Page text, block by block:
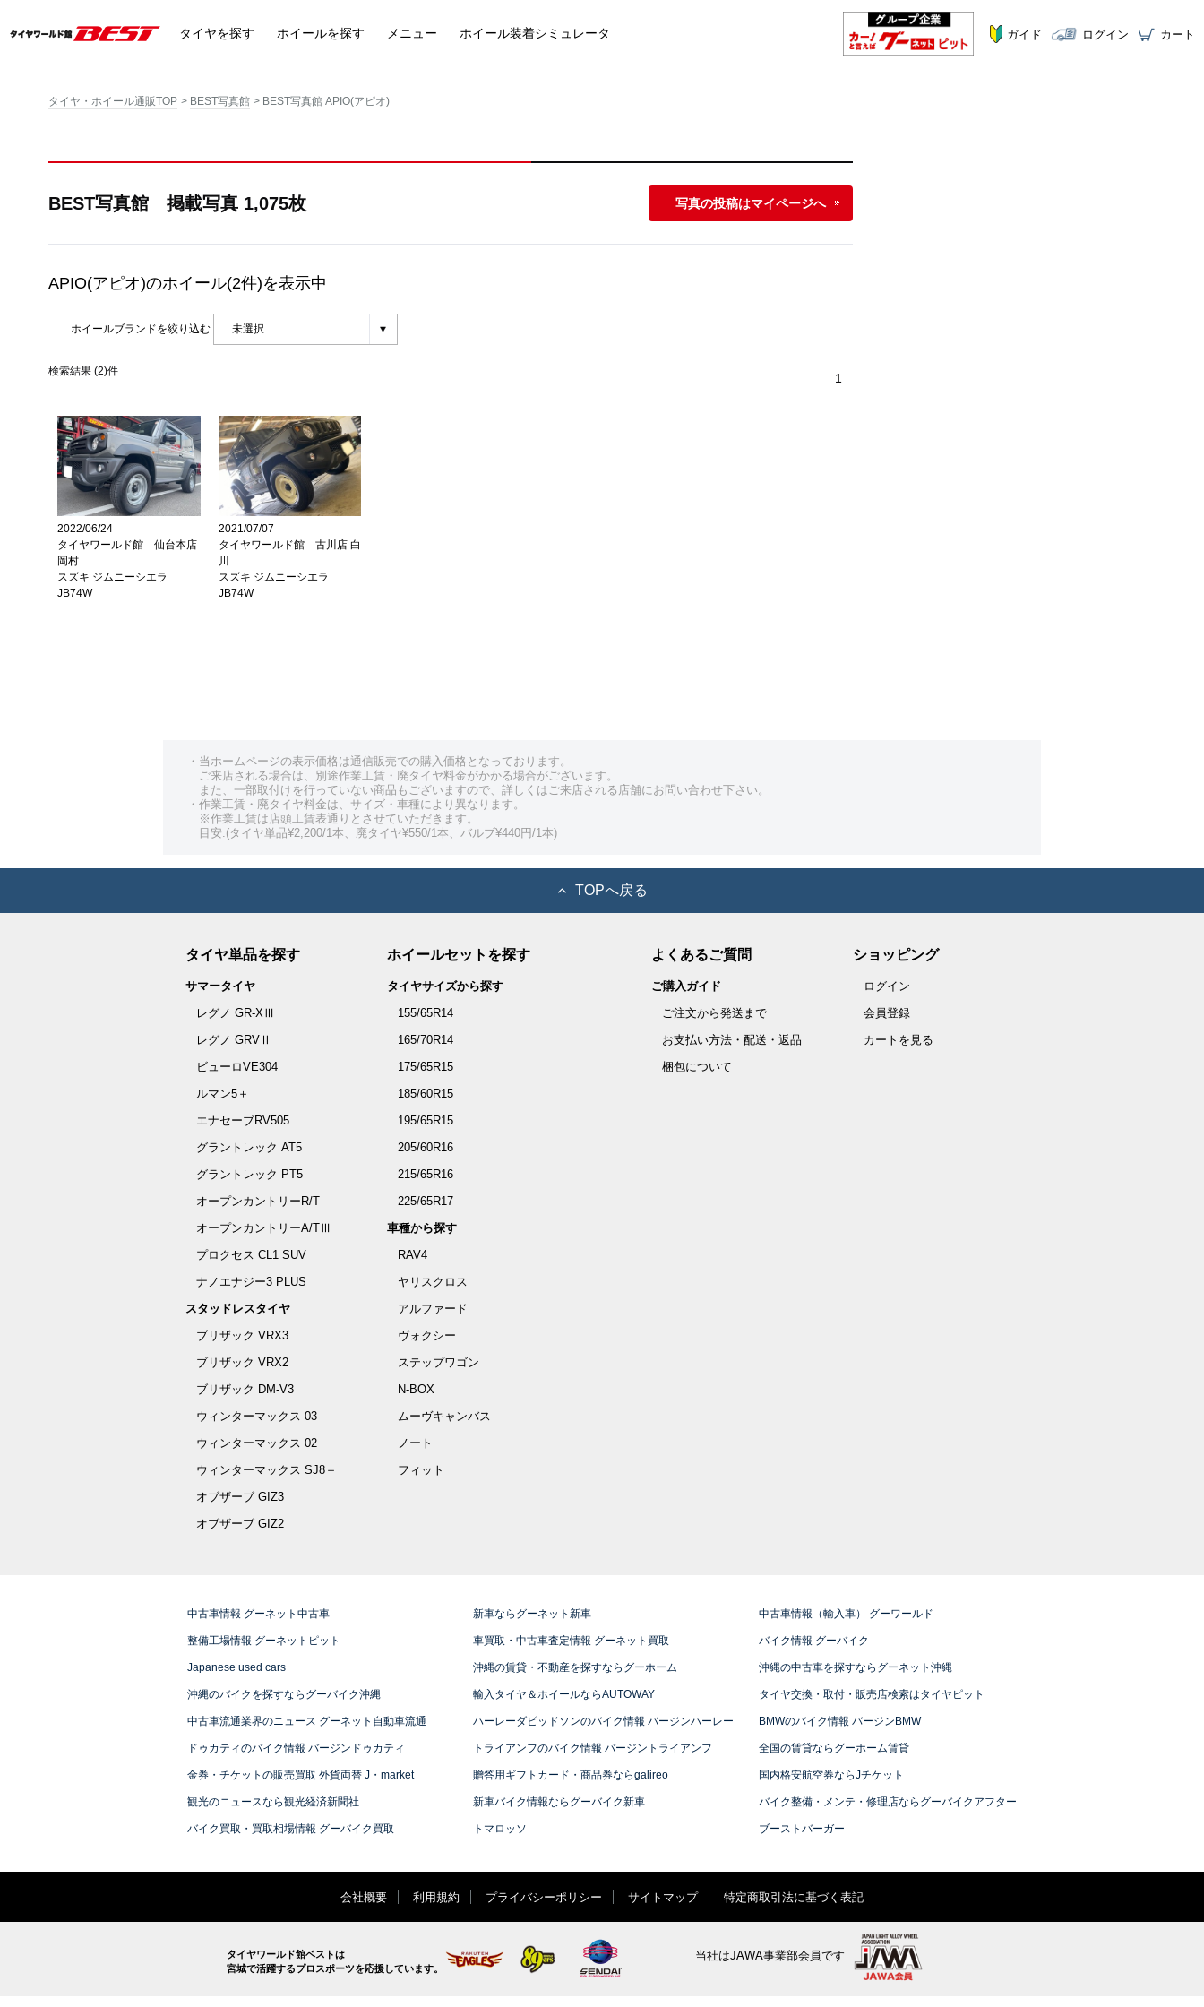
タイヤを探す ホイールを探す メニュー ホイール装着シミュレータ ガイド ログイン カート
タイヤ・ホイール通販TOP BEST写真館 BEST写真館 APIO(アピオ)
BEST写真館 掲載写真 1,075枚 写真の投稿はマイページへ
APIO(アピオ)のホイール(2件)を表示中
ホイールブランドを絞り込む
検索結果 (2)件 1
2022/06/24
タイヤワールド館 仙台本店
岡村
スズキ ジムニーシエラ
JB74W
2021/07/07
タイヤワールド館 古川店 白
川
スズキ ジムニーシエラ
JB74W
・当ホームページの表示価格は通信販売での購入価格となっております。
ご来店される場合は、別途作業工賃・廃タイヤ料金がかかる場合がございます。
また、一部取付けを行っていない商品もございますので、詳しくはご来店される店舗にお問い合わせ下さい。
・作業工賃・廃タイヤ料金は、サイズ・車種により異なります。
※作業工賃は店頭工賃表通りとさせていただきます。
目安:(タイヤ単品¥2,200/1本、廃タイヤ¥550/1本、バルブ¥440円/1本)
TOPへ戻る
タイヤ単品を探す
サマータイヤ
レグノ GR-XⅢ
レグノ GRVⅡ
ビューロVE304
ルマン5＋
エナセーブRV505
グラントレック AT5
グラントレック PT5
オープンカントリーR/T
オープンカントリーA/TⅢ
プロクセス CL1 SUV
ナノエナジー3 PLUS
スタッドレスタイヤ
ブリザック VRX3
ブリザック VRX2
ブリザック DM-V3
ウィンターマックス 03
ウィンターマックス 02
ウィンターマックス SJ8＋
オブザーブ GIZ3
オブザーブ GIZ2
ホイールセットを探す
タイヤサイズから探す
155/65R14
165/70R14
175/65R15
185/60R15
195/65R15
205/60R16
215/65R16
225/65R17
車種から探す
RAV4
ヤリスクロス
アルファード
ヴォクシー
ステップワゴン
N-BOX
ムーヴキャンバス
ノート
フィット
よくあるご質問
ご購入ガイド
ご注文から発送まで
お支払い方法・配送・返品
梱包について
ショッピング
ログイン
会員登録
カートを見る
中古車情報 グーネット中古車 新車ならグーネット新車 中古車情報（輸入車） グーワールド
整備工場情報 グーネットピット 車買取・中古車査定情報 グーネット買取 バイク情報 グーバイク
Japanese used cars 沖縄の賃貸・不動産を探すならグーホーム 沖縄の中古車を探すならグーネット沖縄
沖縄のバイクを探すならグーバイク沖縄 輸入タイヤ＆ホイールならAUTOWAY タイヤ交換・取付・販売店検索はタイヤピット
中古車流通業界のニュース グーネット自動車流通 ハーレーダビッドソンのバイク情報 バージンハーレー BMWのバイク情報 バージンBMW
ドゥカティのバイク情報 バージンドゥカティ トライアンフのバイク情報 バージントライアンフ 全国の賃貸ならグーホーム賃貸
金券・チケットの販売買取 外貨両替 J・market 贈答用ギフトカード・商品券ならgalireo 国内格安航空券ならJチケット
観光のニュースなら観光経済新聞社 新車バイク情報ならグーバイク新車 バイク整備・メンテ・修理店ならグーバイクアフター
バイク買取・買取相場情報 グーバイク買取 トマロッソ ブーストバーガー
会社概要 利用規約 プライバシーポリシー サイトマップ 特定商取引法に基づく表記
タイヤワールド館ベストは
宮城で活躍するプロスポーツを応援しています。
当社はJAWA事業部会員です